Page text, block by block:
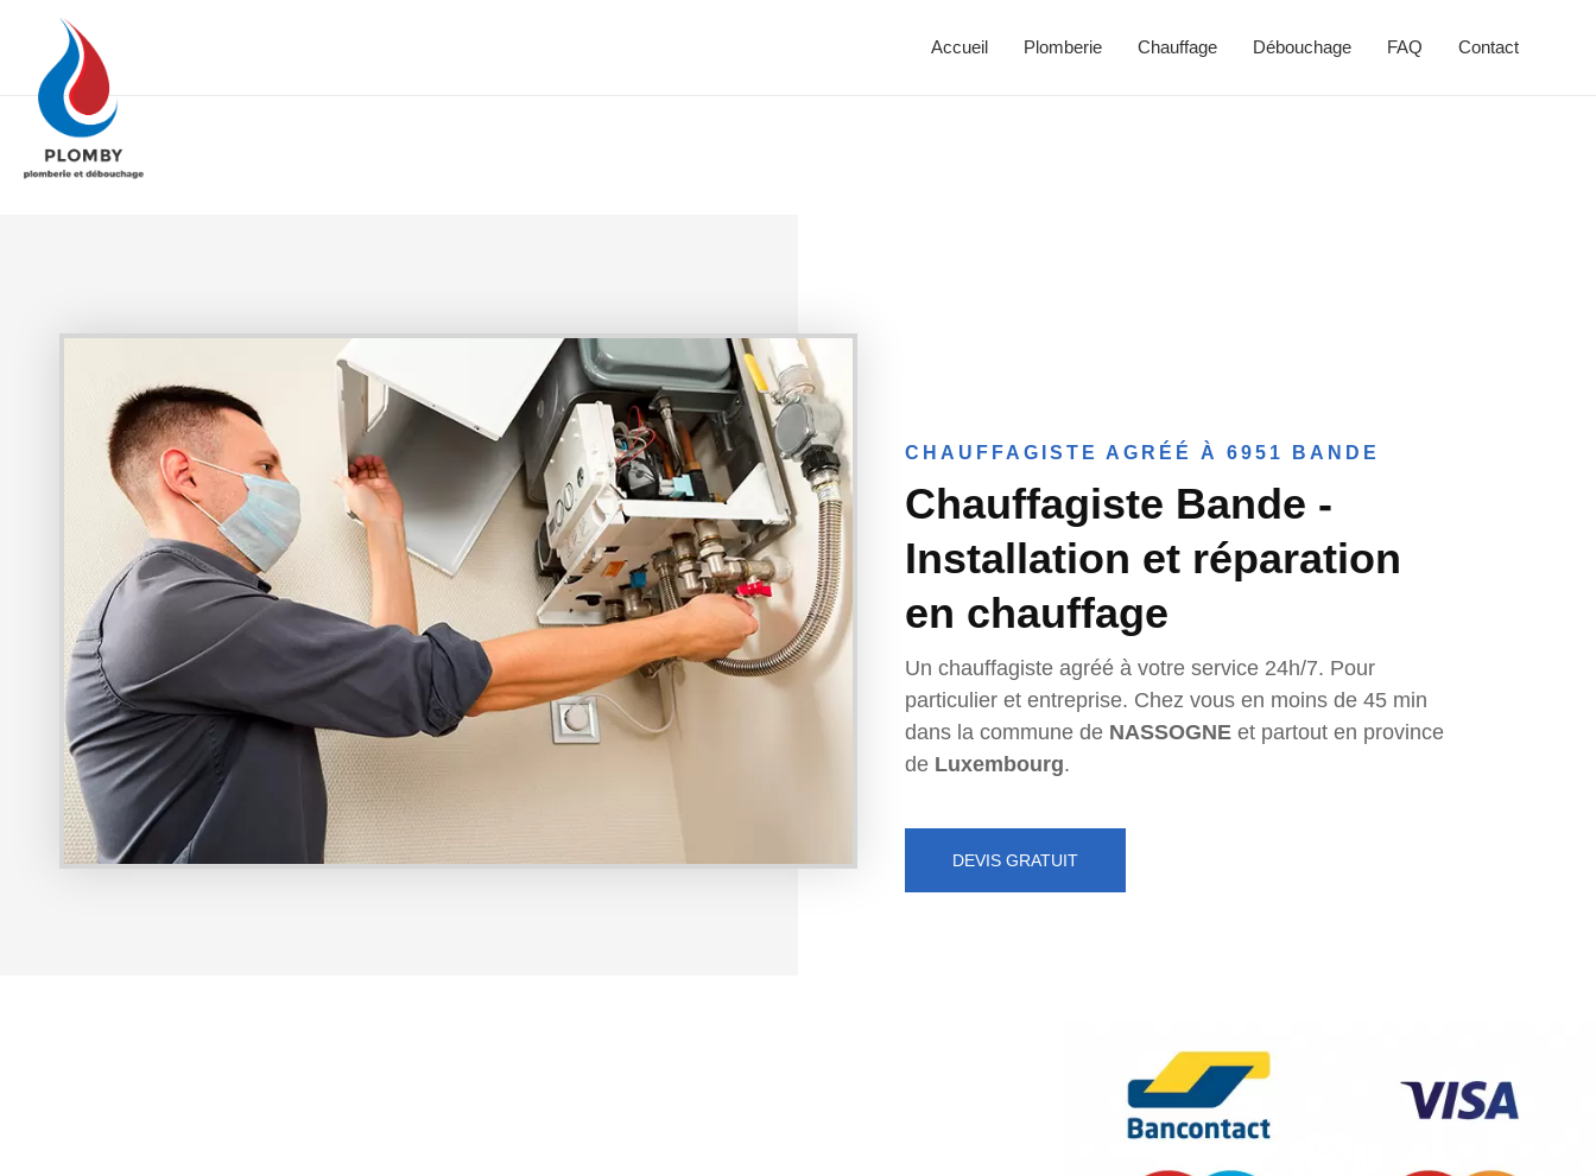
Accueil Plomberie Chauffage Débouchage FAQ Contact
CHAUFFAGISTE AGRÉÉ À 6951 BANDE
Chauffagiste Bande -
Installation et réparation
en chauffage
Un chauffagiste agréé à votre service 24h/7. Pour
particulier et entreprise. Chez vous en moins de 45 min
dans la commune de NASSOGNE et partout en province
de Luxembourg.
DEVIS GRATUIT